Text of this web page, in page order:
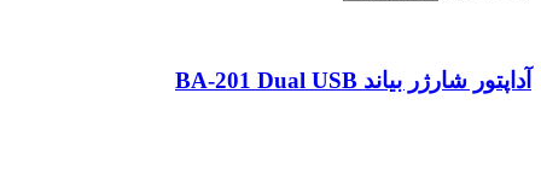
آداپتور شارژر بیاند BA-201 Dual USB